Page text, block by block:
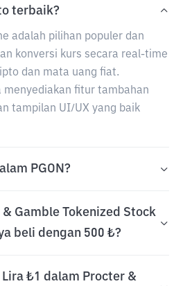
terbaik?
adalah pilihan populer dan
konversi kurs secara real-time
dan mata uang fiat.
menyediakan fitur tambahan
tampilan UI/UX yang baik
PGON?
Gamble Tokenized Stock
beli dengan 500 ₺?
₺1 dalam Procter &